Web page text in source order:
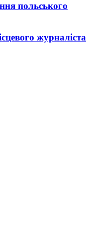
польського
журналіста